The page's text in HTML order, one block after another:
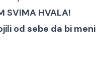
SVIMA HVALA!
od sebe da bi meni